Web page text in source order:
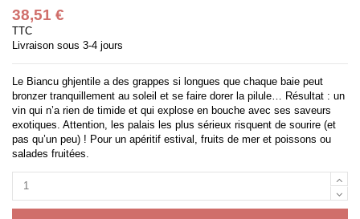
38,51 €
TTC
Livraison sous 3-4 jours
Le Biancu ghjentile a des grappes si longues que chaque baie peut
bronzer tranquillement au soleil et se faire dorer la pilule… Résultat : un
vin qui n’a rien de timide et qui explose en bouche avec ses saveurs
exotiques. Attention, les palais les plus sérieux risquent de sourire (et
pas qu’un peu) ! Pour un apéritif estival, fruits de mer et poissons ou
salades fruitées.